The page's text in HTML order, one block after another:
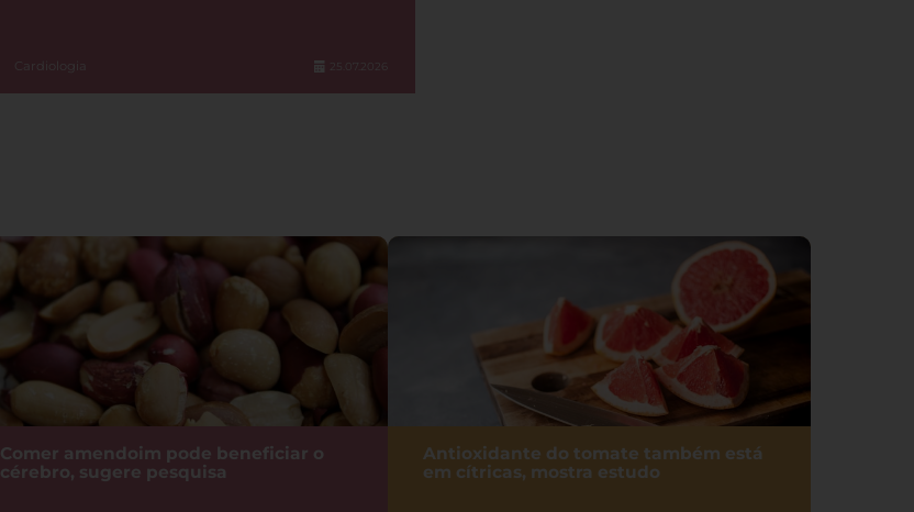
Cardiologia 25.07.2026
Comer amendoim pode beneficiar o
cérebro, sugere pesquisa
Antioxidante do tomate também está
em cítricas, mostra estudo